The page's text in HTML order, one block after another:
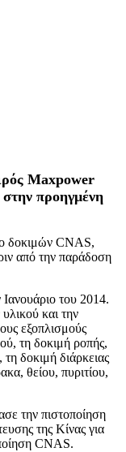
Maxpower
στην προηγμένη
δοκιμών CNAS,
από την παράδοση
του 2014.
και την
εξοπλισμούς
τη δοκιμή ροπής,
δοκιμή διάρκειας
θείου, πυριτίου,
την πιστοποίηση
της Κίνας για
CNAS.